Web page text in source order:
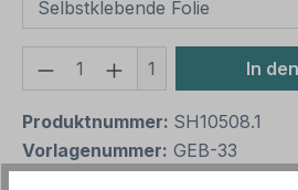
Produkt Anzahl: Gib
1 In
Produktnummer: SH10508.1
Vorlagenummer: GEB-33